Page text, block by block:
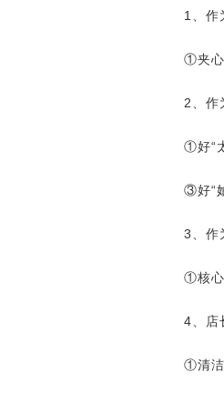
1、作
①夹
2、作
①好“
③好“
3、作
①核
4、店
①清